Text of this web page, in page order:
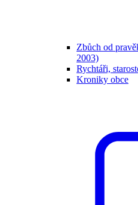
Zbůch od
2003)
Rychtáři,
Kroniky obce